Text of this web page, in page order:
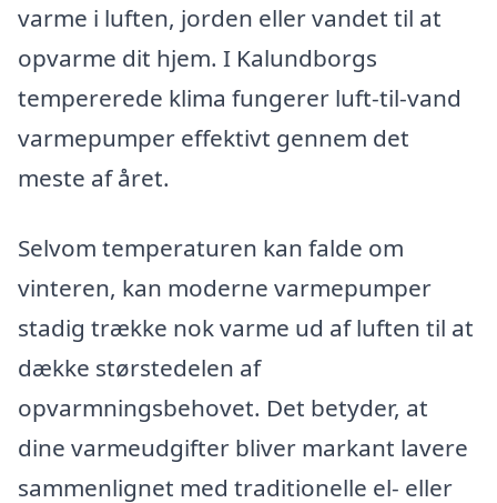
varme i luften, jorden eller vandet til at
opvarme dit hjem. I Kalundborgs
tempererede klima fungerer luft-til-vand
varmepumper effektivt gennem det
meste af året.
Selvom temperaturen kan falde om
vinteren, kan moderne varmepumper
stadig trække nok varme ud af luften til at
dække størstedelen af
opvarmningsbehovet. Det betyder, at
dine varmeudgifter bliver markant lavere
sammenlignet med traditionelle el- eller